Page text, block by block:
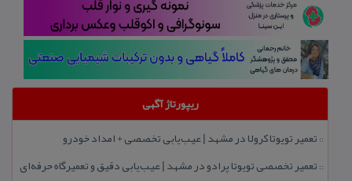
ریپورتاژ آگهی
:: تعمیر تویوتا كرولا در مشهد | عیب‌یابی تخصصی + امداد خودرو
:: تعمیر تخصصی تویوتا پرادو در مشهد | عیب‌یابی دقیق و تعمیرگاه حرفه‌ای